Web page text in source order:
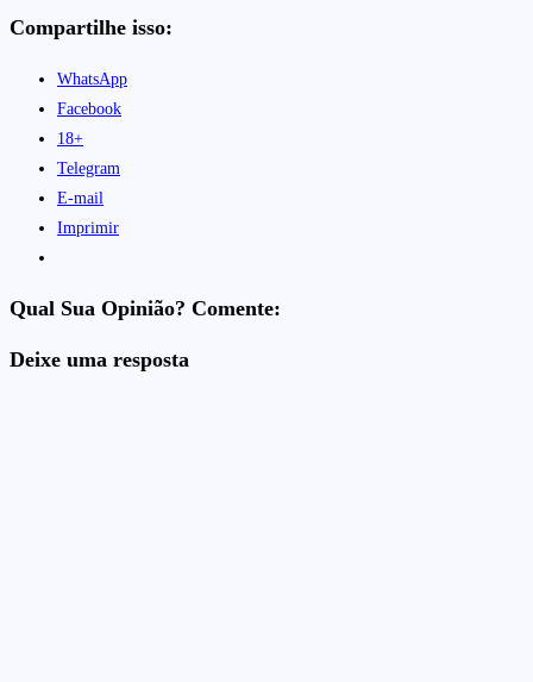
Compartilhe isso:
WhatsApp
Facebook
18+
Telegram
E-mail
Imprimir
Qual Sua Opinião? Comente:
Deixe uma resposta